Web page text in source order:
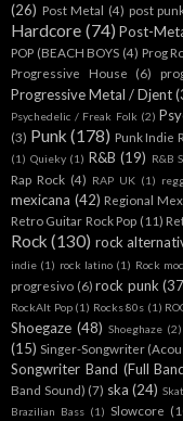
(26) Post Metal (4) post
Hardcore (74) Post-
POP (BEACH BOYS (4) Prog
Progressive House (6)
Progressive Metal / Djent
Psychedelic / Freak Folk (2)
(3) Punk (178) Punk Indie
(1) Quieky (1) R&B (19) R&B
Rap Rock (4) RAP UK (1)
mexicana (42) Regional
Retro Guitar Rock Pop (11)
Rock (130) rock
indie (1) rock latino (1) Rock
progresivo (6) rock punk
RockAlt Pop (1) Rocks 80s (1)
Shoegaze (48) Shoeghaze (2)
(15) Singer-Songwriter
Songwriter Band (Full
Band Sound) (7) ska (24)
Brazilian Bass (1) Slowcore